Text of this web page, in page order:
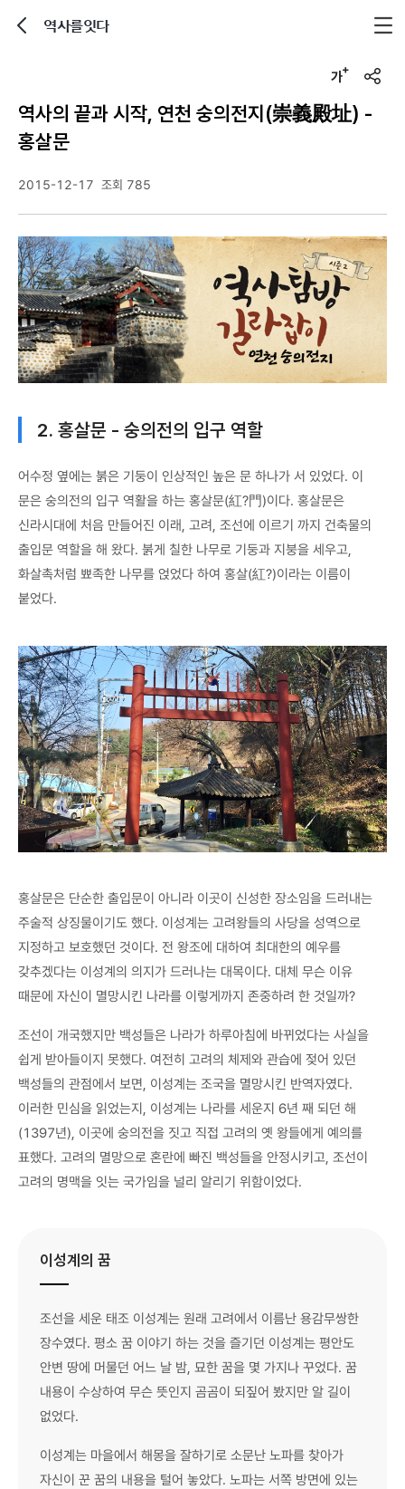
역사를잇다
u
역사의 끝과 시작, 연천 숭의전지(崇義殿址) -
홍살문
2015-12-17 조회 785
2. 홍살문 - 숭의전의 입구 역할
어수정 옆에는 붉은 기둥이 인상적인 높은 문 하나가 서 있었다. 이
문은 숭의전의 입구 역활을 하는 홍살문(紅?門)이다. 홍살문은
신라시대에 처음 만들어진 이래, 고려, 조선에 이르기 까지 건축물의
출입문 역할을 해 왔다. 붉게 칠한 나무로 기둥과 지붕을 세우고,
화살촉처럼 뾰족한 나무를 얹었다 하여 홍살(紅?)이라는 이름이
붙었다.
홍살문은 단순한 출입문이 아니라 이곳이 신성한 장소임을 드러내는
주술적 상징물이기도 했다. 이성계는 고려왕들의 사당을 성역으로
지정하고 보호했던 것이다. 전 왕조에 대하여 최대한의 예우를
갖추겠다는 이성계의 의지가 드러나는 대목이다. 대체 무슨 이유
때문에 자신이 멸망시킨 나라를 이렇게까지 존중하려 한 것일까?
조선이 개국했지만 백성들은 나라가 하루아침에 바뀌었다는 사실을
쉽게 받아들이지 못했다. 여전히 고려의 체제와 관습에 젖어 있던
백성들의 관점에서 보면, 이성계는 조국을 멸망시킨 반역자였다.
이러한 민심을 읽었는지, 이성계는 나라를 세운지 6년 째 되던 해
(1397년), 이곳에 숭의전을 짓고 직접 고려의 옛 왕들에게 예의를
표했다. 고려의 멸망으로 혼란에 빠진 백성들을 안정시키고, 조선이
고려의 명맥을 잇는 국가임을 널리 알리기 위함이었다.
이성계의 꿈
조선을 세운 태조 이성계는 원래 고려에서 이름난 용감무쌍한
장수였다. 평소 꿈 이야기 하는 것을 즐기던 이성계는 평안도
안변 땅에 머물던 어느 날 밤, 묘한 꿈을 몇 가지나 꾸었다. 꿈
내용이 수상하여 무슨 뜻인지 곰곰이 되짚어 봤지만 알 길이
없었다.
이성계는 마을에서 해몽을 잘하기로 소문난 노파를 찾아가
자신이 꾼 꿈의 내용을 털어 놓았다. 노파는 서쪽 방면에 있는